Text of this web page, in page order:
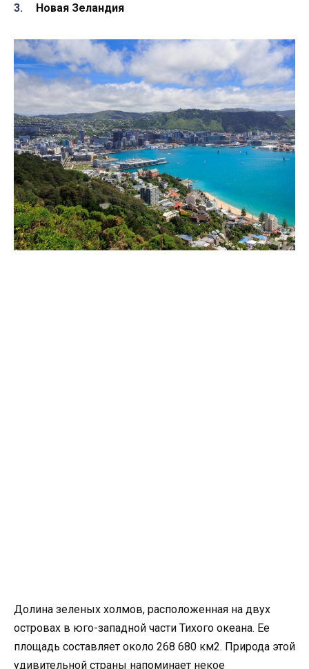
Новая Зеландия
Долина зеленых холмов, расположенная на двух
островах в юго-западной части Тихого океана. Ее
площадь составляет около 268 680 км2. Природа этой
удивительной страны напоминает некое